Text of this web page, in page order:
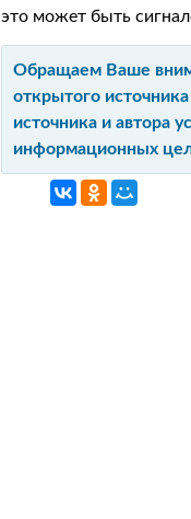
это может быть
Обращаем Ваше
открытого источника
источника и автора
информационных